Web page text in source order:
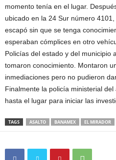
momento tenía en el lugar.
ubicado en la 24 Sur número
escapó sin que se tenga
esperaban cómplices en otro
Policías del estado y del municipio
tomaron conocimiento. Montaron
inmediaciones pero no pudieron
Finalmente la policía ministerial
hasta el lugar para iniciar las
TAGS ASALTO BANAMEX EL MIRADOR